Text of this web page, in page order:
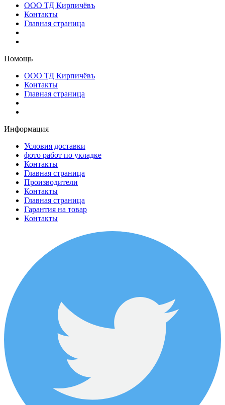
ООО ТД Кирпичёвъ
Контакты
Главная страница
Помощь
ООО ТД Кирпичёвъ
Контакты
Главная страница
Информация
Условия доставки
фото работ по укладке
Контакты
Главная страница
Производители
Контакты
Главная страница
Гарантия на товар
Контакты